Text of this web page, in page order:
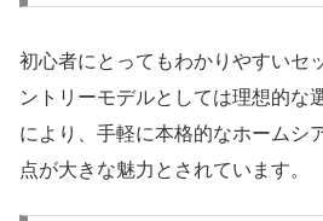
初心者にとってもわかりやすいセ
ントリーモデルとしては理想的な
により、手軽に本格的なホームシ
点が大きな魅力とされています。